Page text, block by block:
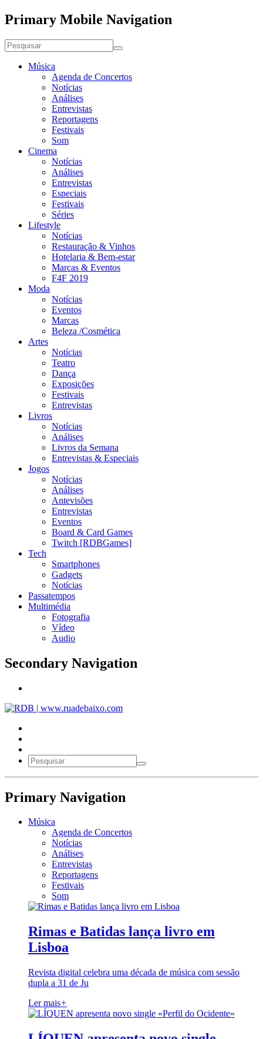
Primary Mobile Navigation
Música
Agenda de Concertos
Notícias
Análises
Entrevistas
Reportagens
Festivais
Som
Cinema
Notícias
Análises
Entrevistas
Especiais
Festivais
Séries
Lifestyle
Notícias
Restauração & Vinhos
Hotelaria & Bem-estar
Marcas & Eventos
F4F 2019
Moda
Notícias
Eventos
Marcas
Beleza /Cosmética
Artes
Notícias
Teatro
Dança
Exposições
Festivais
Entrevistas
Livros
Notícias
Análises
Livros da Semana
Entrevistas & Especiais
Jogos
Notícias
Análises
Antevisões
Entrevistas
Eventos
Board & Card Games
Twitch [RDBGames]
Tech
Smartphones
Gadgets
Notícias
Passatempos
Multimédia
Fotografia
Vídeo
Audio
Secondary Navigation
Primary Navigation
Música
Agenda de Concertos
Notícias
Análises
Entrevistas
Reportagens
Festivais
Som
Rimas e Batidas lança livro em
Lisboa
Revista digital celebra uma década de música com sessão
dupla a 31 de Ju
Ler mais+